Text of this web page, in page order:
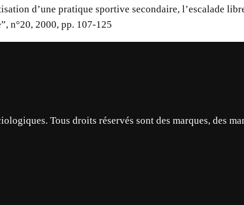
d’une pratique sportive secondaire, l’escalade
n°20, 2000, pp. 107-125
Tous droits réservés sont des marques, des